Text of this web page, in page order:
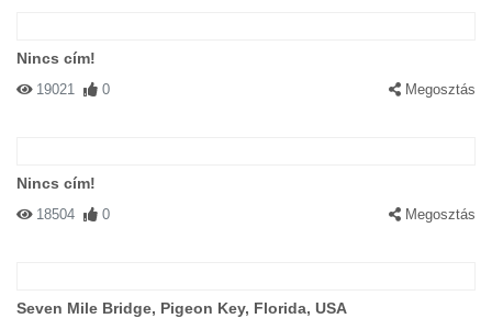
Nincs cím!
19021 0 Megosztás
Nincs cím!
18504 0 Megosztás
Seven Mile Bridge, Pigeon Key, Florida, USA